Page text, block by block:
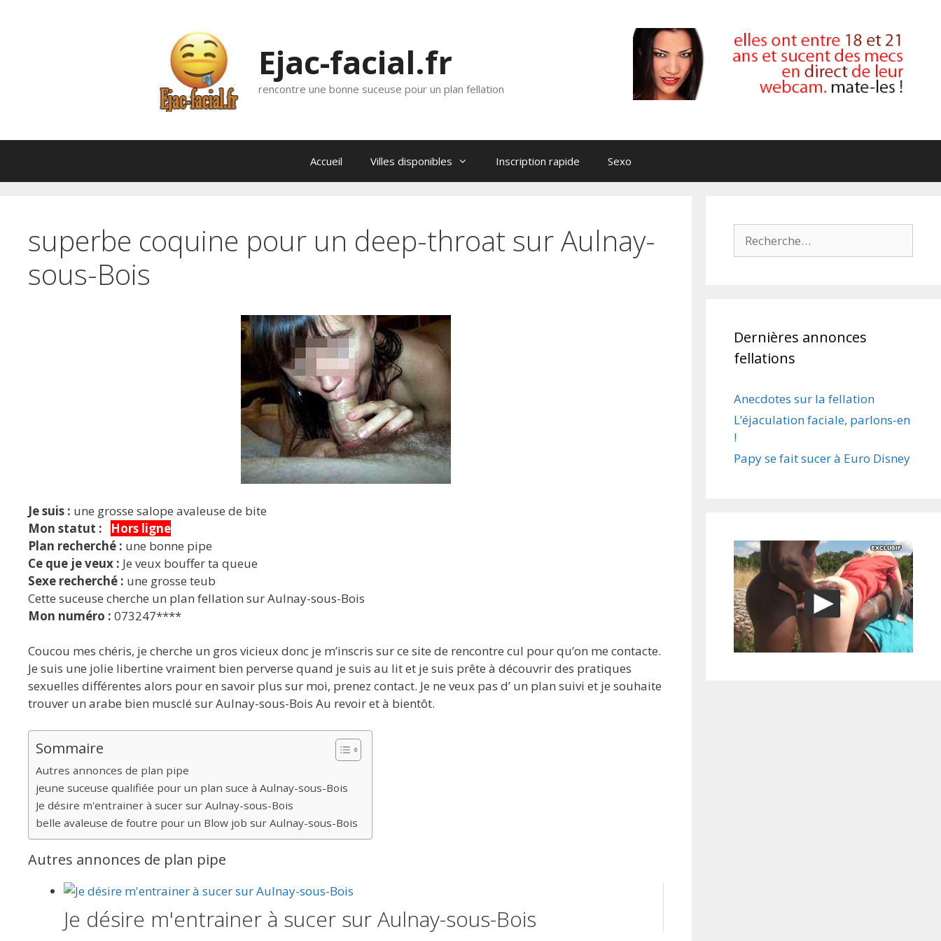
Ejac-facial.fr
rencontre une bonne suceuse pour un plan fellation
Accueil Villes disponibles Inscription rapide Sexo
superbe coquine pour un deep-throat sur Aulnay-
sous-Bois
Je suis : une grosse salope avaleuse de bite
Mon statut :
Hors ligne
Plan recherché : une bonne pipe
Ce que je veux : Je veux bouffer ta queue
Sexe recherché : une grosse teub
Cette suceuse cherche un plan fellation sur Aulnay-sous-Bois
Mon numéro : 073247****
Coucou mes chéris, je cherche un gros vicieux donc je m’inscris sur ce site de rencontre cul pour qu’on me contacte.
Je suis une jolie libertine vraiment bien perverse quand je suis au lit et je suis prête à découvrir des pratiques
sexuelles différentes alors pour en savoir plus sur moi, prenez contact. Je ne veux pas d’ un plan suivi et je souhaite
trouver un arabe bien musclé sur Aulnay-sous-Bois Au revoir et à bientôt.
Sommaire
Autres annonces de plan pipe
jeune suceuse qualifiée pour un plan suce à Aulnay-sous-Bois
Je désire m'entrainer à sucer sur Aulnay-sous-Bois
belle avaleuse de foutre pour un Blow job sur Aulnay-sous-Bois
Autres annonces de plan pipe
Je désire m'entrainer à sucer sur Aulnay-sous-Bois
Dernières annonces
fellations
Anecdotes sur la fellation
L’éjaculation faciale, parlons-en
!
Papy se fait sucer à Euro Disney